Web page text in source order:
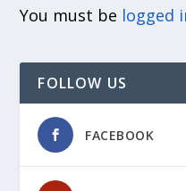
You must be logged
FOLLOW US
FACEBOOK